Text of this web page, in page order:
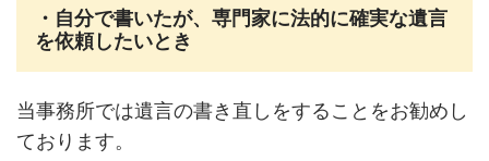
・自分で書いたが、専門家に法的に確実な遺言
を依頼したいとき
当事務所では遺言の書き直しをすることをお勧めし
ております。